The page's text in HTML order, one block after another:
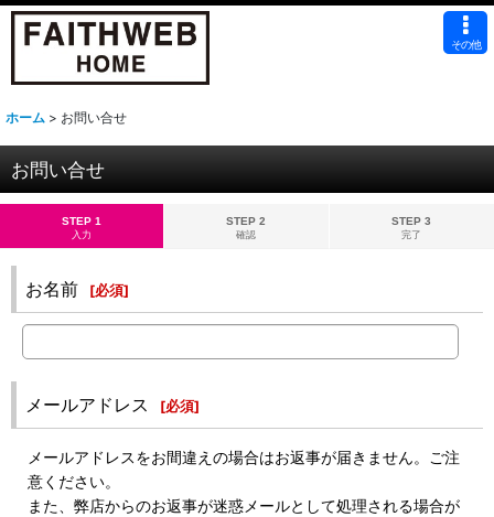
その他
ホーム > お問い合せ
お問い合せ
STEP 1
入力
STEP 2
確認
STEP 3
完了
お名前 [必須]
メールアドレス [必須]
メールアドレスをお間違えの場合はお返事が届きません。ご注
意ください。
また、弊店からのお返事が迷惑メールとして処理される場合が